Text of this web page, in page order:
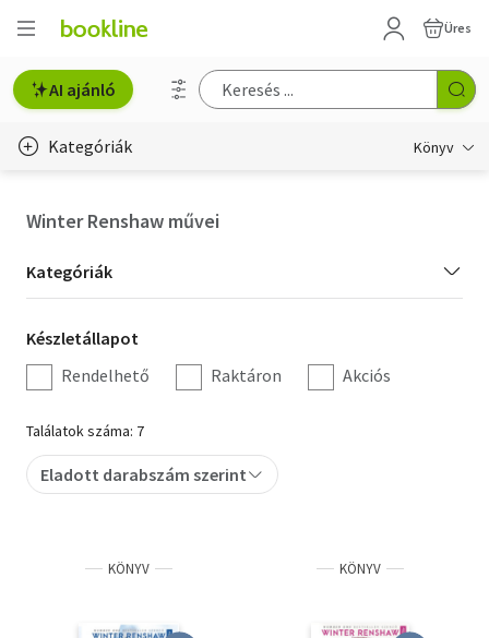
Üres
AI ajánló
Kategóriák Könyv
Hobbi, szabadidő
Irodalom
Művészet
Szakkönyv
Tankönyv, segédkönyv
Társadalomtudomány
Winter Renshaw művei
Kategória
szűrés
Kategóriák
Készletállapot
szűrés
Készletállapot
Rendelhető
Raktáron Akciós
Találatok száma: 7
Eladott darabszám szerint
KÖNYV KÖNYV